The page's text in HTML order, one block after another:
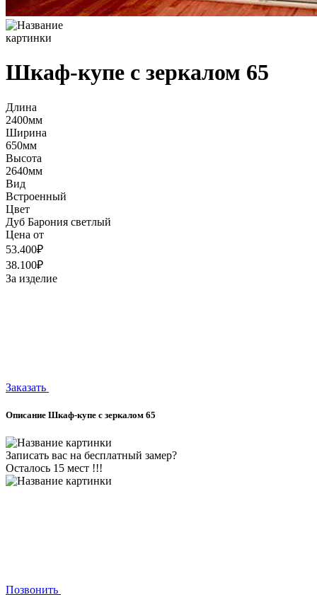
Шкаф-купе с зеркалом 65
Длина
2400мм
Ширина
650мм
Высота
2640мм
Вид
Встроенный
Цвет
Дуб Барония светлый
Цена от
53.400₽
38.100₽
За изделие
Заказать
Описание Шкаф-купе с зеркалом 65
Записать вас на бесплатный замер?
Осталось 15 мест !!!
Позвонить